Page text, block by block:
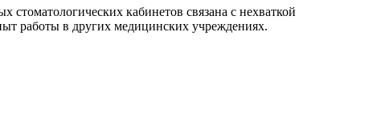
кабинетов связана с нехваткой
работы в других медицинских учреждениях.